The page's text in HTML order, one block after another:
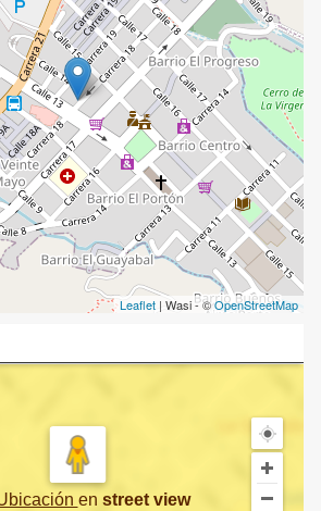
Leaflet | Wasi - ©OpenStreetMap
en street view